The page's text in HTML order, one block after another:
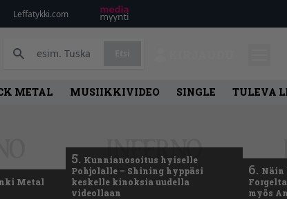
Leffatykki.com
METAL MUSIIKKIVIDEO SINGLE TULEVA
Metal
5. Kunnianosoitus hyiselle
Pohjolalle – Shining hyppäsi
keskelle kinoksia uudella
videollaan
6. Näin
myös